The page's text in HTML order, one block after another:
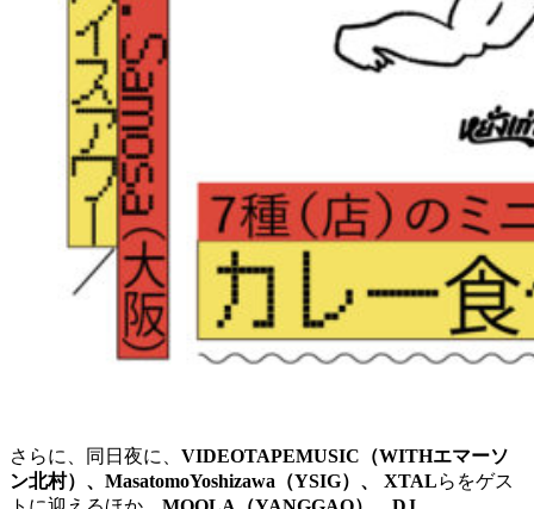
さらに、同日夜に、 VIDEOTAPEMUSIC（WITHエマーソ
ン北村）、MasatomoYoshizawa（YSIG）、 XTALらをゲス